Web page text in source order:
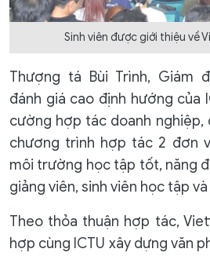
Sinh viên được giới thiệu về
Thượng tá Bùi Trình, Giám
đánh giá cao định hướng của
cường hợp tác doanh nghiệp,
chương trình hợp tác 2 đơn
môi trường học tập tốt, năng
giảng viên, sinh viên học tập
Theo thỏa thuận hợp tác,
hợp cùng ICTU xây dựng văn